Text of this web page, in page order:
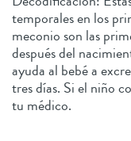
temporales en los
meconio son las
después del
ayuda al bebé a
tres días. Si el niño
tu médico.